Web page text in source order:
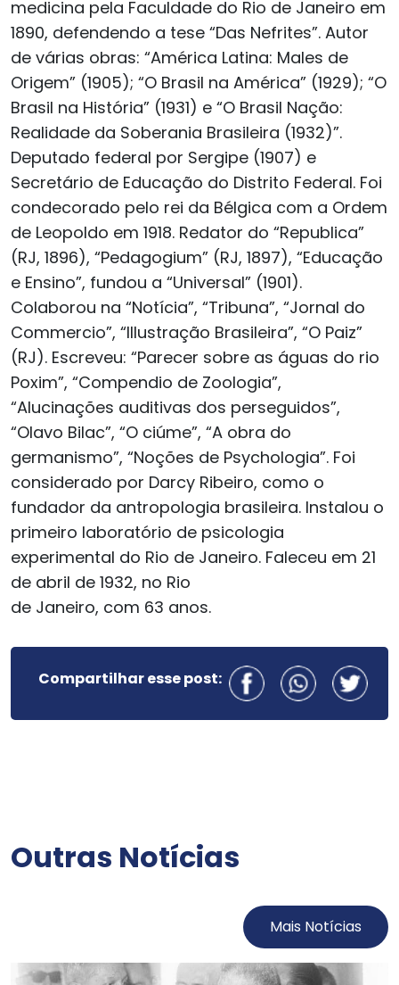
medicina pela Faculdade do Rio de Janeiro em
1890, defendendo a tese “Das Nefrites”. Autor
de várias obras: “América Latina: Males de
Origem” (1905); “O Brasil na América” (1929); “O
Brasil na História” (1931) e “O Brasil Nação:
Realidade da Soberania Brasileira (1932)”.
Deputado federal por Sergipe (1907) e
Secretário de Educação do Distrito Federal. Foi
condecorado pelo rei da Bélgica com a Ordem
de Leopoldo em 1918. Redator do “Republica”
(RJ, 1896), “Pedagogium” (RJ, 1897), “Educação
e Ensino”, fundou a “Universal” (1901).
Colaborou na “Notícia”, “Tribuna”, “Jornal do
Commercio”, “Illustração Brasileira”, “O Paiz”
(RJ). Escreveu: “Parecer sobre as águas do rio
Poxim”, “Compendio de Zoologia”,
“Alucinações auditivas dos perseguidos”,
“Olavo Bilac”, “O ciúme”, “A obra do
germanismo”, “Noções de Psychologia”. Foi
considerado por Darcy Ribeiro, como o
fundador da antropologia brasileira. Instalou o
primeiro laboratório de psicologia
experimental do Rio de Janeiro. Faleceu em 21
de abril de 1932, no Rio
de Janeiro, com 63 anos.
Compartilhar esse post:
Outras Notícias
Mais Notícias